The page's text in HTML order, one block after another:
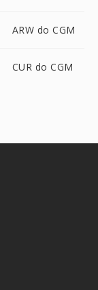
ARW do CGM
CUR do CGM